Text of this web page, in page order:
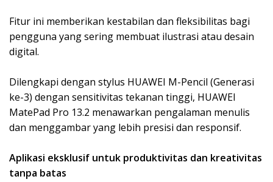
Fitur ini memberikan kestabilan dan fleksibilitas bagi
pengguna yang sering membuat ilustrasi atau desain
digital.
Dilengkapi dengan stylus HUAWEI M-Pencil (Generasi
ke-3) dengan sensitivitas tekanan tinggi, HUAWEI
MatePad Pro 13.2 menawarkan pengalaman menulis
dan menggambar yang lebih presisi dan responsif.
Aplikasi eksklusif untuk produktivitas dan kreativitas
tanpa batas